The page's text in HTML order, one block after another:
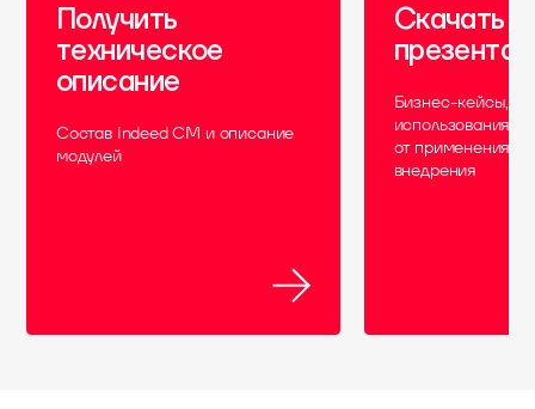
Получить
техническое
описание
Состав Indeed CM и описание
модулей
Скачать
Бизнес-кейсы,
использования,
от применения и
внедрения